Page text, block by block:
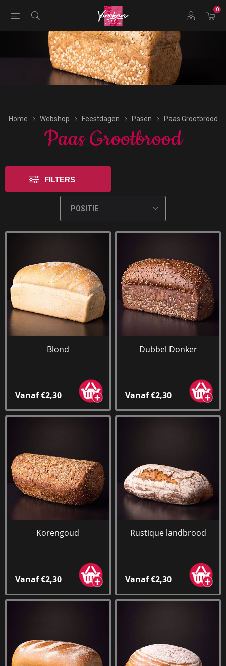
0
Bestellingen voor morgen kunnen vandaag uiterlijk tot
16:00 uur worden geplaatst.
Home Webshop Feestdagen Pasen Paas Grootbrood
Paas Grootbrood
FILTERS
Blond
Vanaf €2,30
Dubbel Donker
Vanaf €2,30
Korengoud
Vanaf €2,30
Rustique landbrood
Vanaf €2,30